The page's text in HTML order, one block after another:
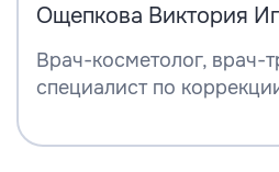
Ощепкова Виктория
Врач-косметолог, врач-
специалист по